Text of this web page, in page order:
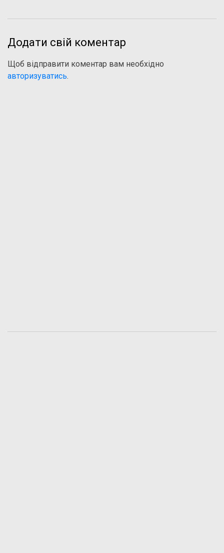
Додати свій коментар
Щоб відправити коментар вам необхідно
авторизуватись.